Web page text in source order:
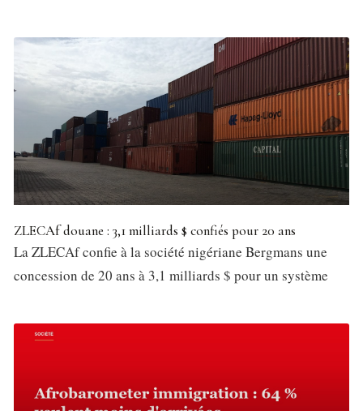
ZLECAf douane : 3,1 milliards $ confiés pour 20 ans
La ZLECAf confie à la société nigériane Bergmans une
concession de 20 ans à 3,1 milliards $ pour un système